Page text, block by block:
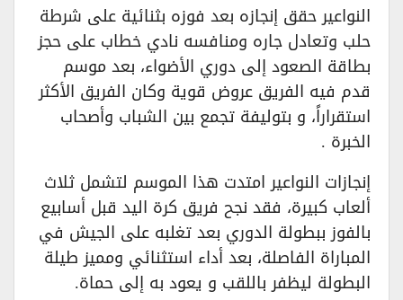
النواعير حقق إنجازه بعد فوزه بثنائية على شرطة
حلب وتعادل جاره ومنافسه نادي خطاب على حجز
بطاقة الصعود إلى دوري الأضواء، بعد موسم
قدم فيه الفريق عروض قوية وكان الفريق الأكثر
استقراراً، و بتوليفة تجمع بين الشباب وأصحاب
الخبرة .
إنجازات النواعير امتدت هذا الموسم لتشمل ثلاث
ألعاب كبيرة، فقد نجح فريق كرة اليد قبل أسابيع
بالفوز ببطولة الدوري بعد تغلبه على الجيش في
المباراة الفاصلة، بعد أداء استثنائي ومميز طيلة
البطولة ليظفر باللقب و يعود به إلى حماة.